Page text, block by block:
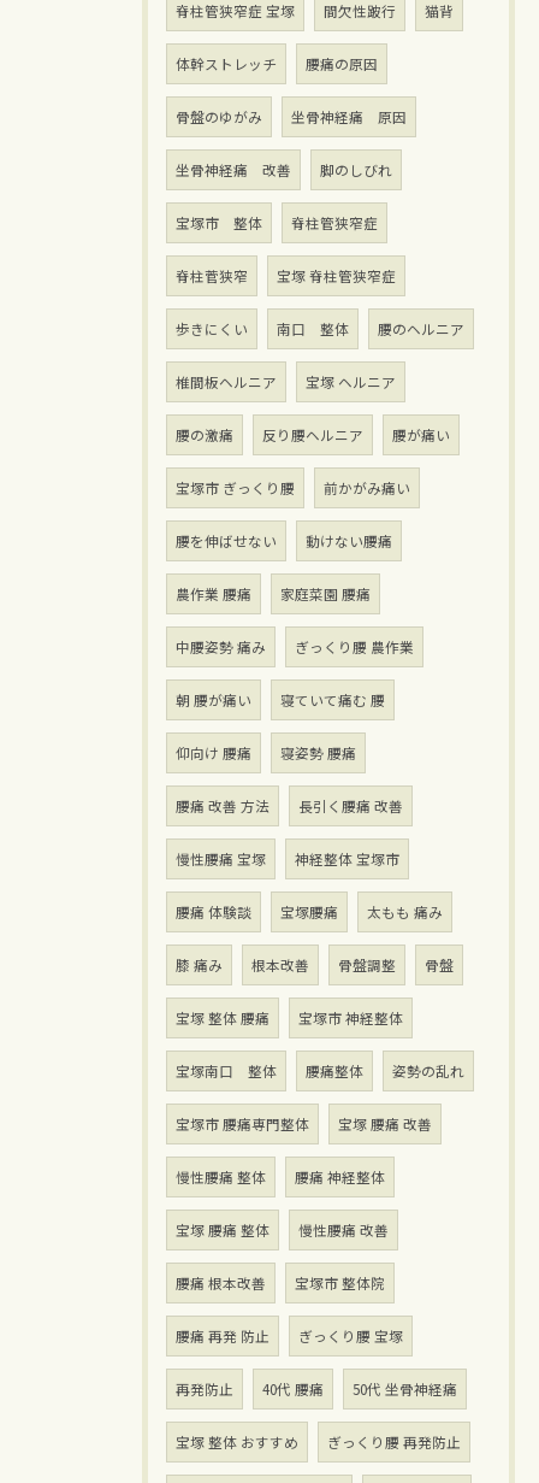
脊柱管狭窄症 宝塚 間欠性跛行 猫背
体幹ストレッチ 腰痛の原因
骨盤のゆがみ 坐骨神経痛 原因
坐骨神経痛 改善 脚のしびれ
宝塚市 整体 脊柱管狭窄症
脊柱菅狭窄 宝塚 脊柱管狭窄症
歩きにくい 南口 整体 腰のヘルニア
椎間板ヘルニア 宝塚 ヘルニア
腰の激痛 反り腰ヘルニア 腰が痛い
宝塚市 ぎっくり腰 前かがみ痛い
腰を伸ばせない 動けない腰痛
農作業 腰痛 家庭菜園 腰痛
中腰姿勢 痛み ぎっくり腰 農作業
朝 腰が痛い 寝ていて痛む 腰
仰向け 腰痛 寝姿勢 腰痛
腰痛 改善 方法 長引く腰痛 改善
慢性腰痛 宝塚 神経整体 宝塚市
腰痛 体験談 宝塚腰痛 太もも 痛み
膝 痛み 根本改善 骨盤調整 骨盤
宝塚 整体 腰痛 宝塚市 神経整体
宝塚南口 整体 腰痛整体 姿勢の乱れ
宝塚市 腰痛専門整体 宝塚 腰痛 改善
慢性腰痛 整体 腰痛 神経整体
宝塚 腰痛 整体 慢性腰痛 改善
腰痛 根本改善 宝塚市 整体院
腰痛 再発 防止 ぎっくり腰 宝塚
再発防止 40代 腰痛 50代 坐骨神経痛
宝塚 整体 おすすめ ぎっくり腰 再発防止